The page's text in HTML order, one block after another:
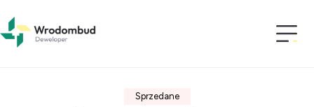
Wrodombud
Sprzedane